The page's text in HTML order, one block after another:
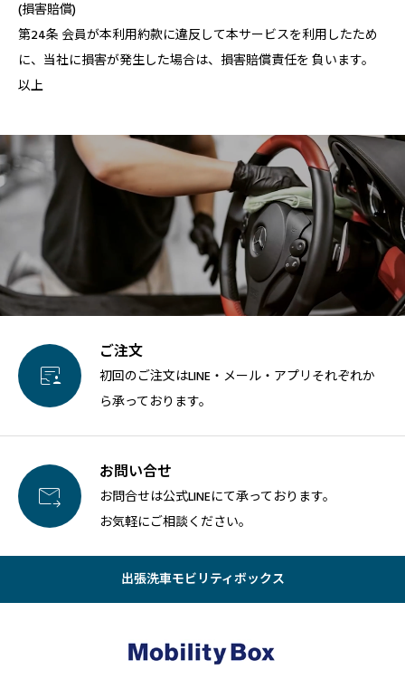
(損害賠償)
第24条 会員が本利用約款に違反して本サービスを利用したため
に、当社に損害が発生した場合は、損害賠償責任を 負います。
以上

ご注文
初回のご注文はLINE・メール・アプリそれぞれか
ら承っております。

お問い合せ
お問合せは公式LINEにて承っております。
お気軽にご相談ください。
出張洗車モビリティボックス